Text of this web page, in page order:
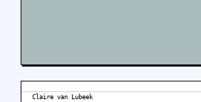
Claire van Lubeek